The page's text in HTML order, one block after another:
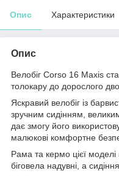
Опис Характеристики
Опис
Велобіг Corso 16 Maxis
толокару до дорослого
Яскравий велобіг із
зручним сидінням,
дає змогу його
малюкові комфортне
Рама та кермо цієї моделі
біговела надувні, а